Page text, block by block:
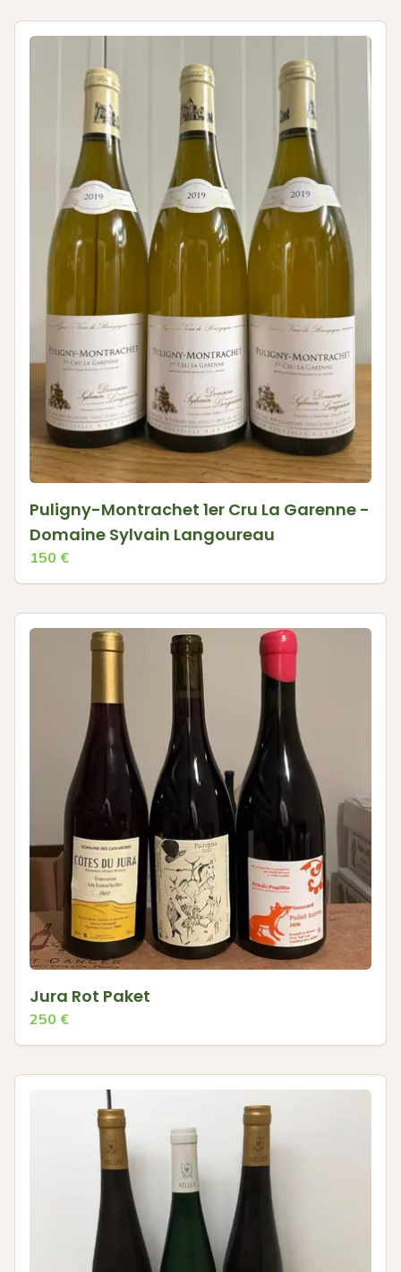
Puligny-Montrachet 1er Cru La Garenne -
Domaine Sylvain Langoureau
150 €
Jura Rot Paket
250 €